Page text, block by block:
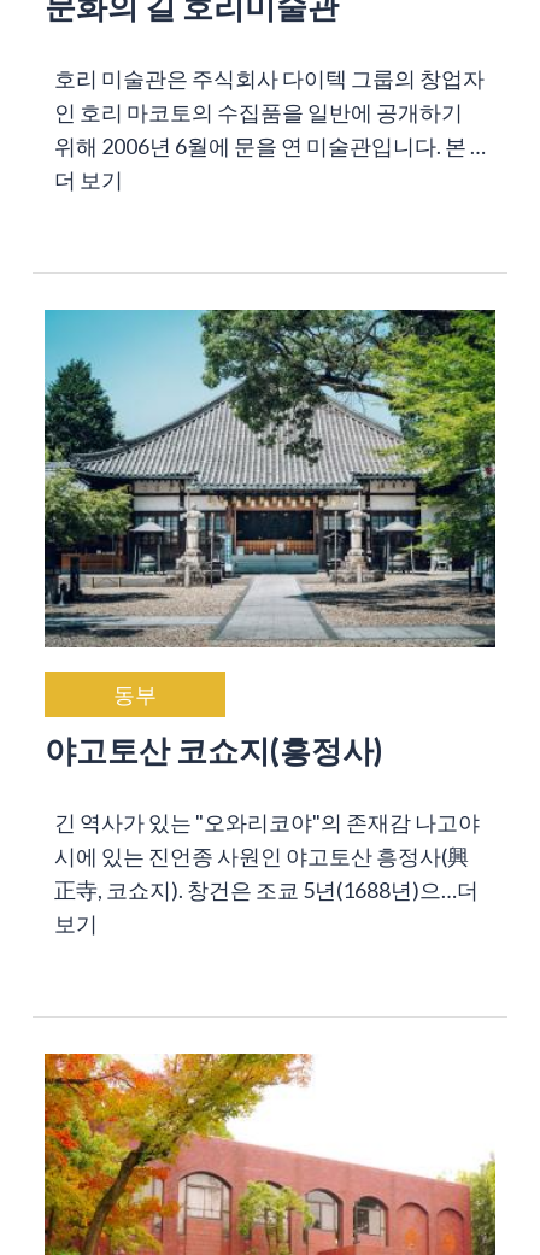
호리 미술관은 주식회사 다이텍 그룹의 창업자
인 호리 마코토의 수집품을 일반에 공개하기
위해 2006년 6월에 문을 연 미술관입니다. 본 …
더 보기
동부
야고토산 코쇼지(흥정사)
긴 역사가 있는 "오와리코야"의 존재감 나고야
시에 있는 진언종 사원인 야고토산 흥정사(興
正寺, 코쇼지). 창건은 조쿄 5년(1688년)으…더
보기